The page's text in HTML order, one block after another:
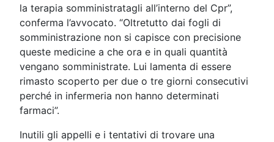
la terapia somministratagli all’interno del Cpr”,
conferma l’avvocato. “Oltretutto dai fogli di
somministrazione non si capisce con precisione
queste medicine a che ora e in quali quantità
vengano somministrate. Lui lamenta di essere
rimasto scoperto per due o tre giorni consecutivi
perché in infermeria non hanno determinati
farmaci”.
Inutili gli appelli e i tentativi di trovare una